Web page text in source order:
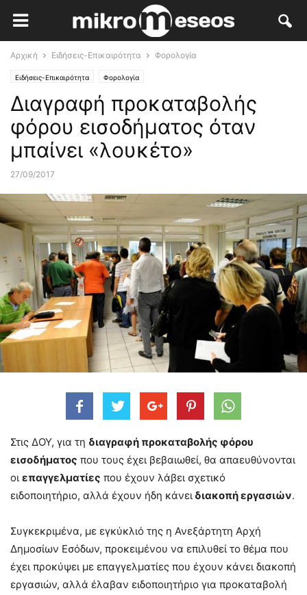
Αρχική Ειδήσεις-Επικαιρότητα Φορολογία
Ειδήσεις-Επικαιρότητα Φορολογία
Διαγραφή προκαταβολής
φόρου εισοδήματος όταν
μπαίνει «λουκέτο»
27/09/2017
Στις ΔΟΥ, για τη διαγραφή προκαταβολής φόρου
εισοδήματος που τους έχει βεβαιωθεί, θα απαευθύνονται
οι επαγγελματίες που έχουν λάβει σχετικό
ειδοποιητήριο, αλλά έχουν ήδη κάνει διακοπή εργασιών.
Συγκεκριμένα, με εγκύκλιό της η Ανεξάρτητη Αρχή
Δημοσίων Εσόδων, προκειμένου να επιλυθεί το θέμα που
έχει προκύψει με επαγγελματίες που έχουν κάνει διακοπή
εργασιών, αλλά έλαβαν ειδοποιητήριο για προκαταβολή